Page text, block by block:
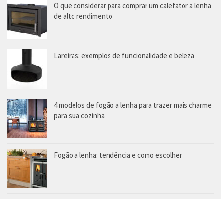
O que considerar para comprar um calefator a lenha
de alto rendimento
Lareiras: exemplos de funcionalidade e beleza
4 modelos de fogão a lenha para trazer mais charme
para sua cozinha
Fogão a lenha: tendência e como escolher